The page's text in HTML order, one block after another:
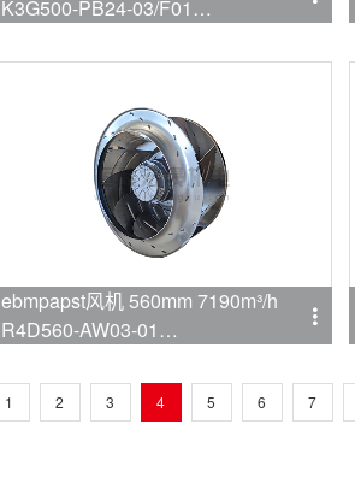
K3G500-PB24-03/F01
ebmpapst风机 560mm 7190m³/h
R4D560-AW03-01
1 2 3 4 5 6 7